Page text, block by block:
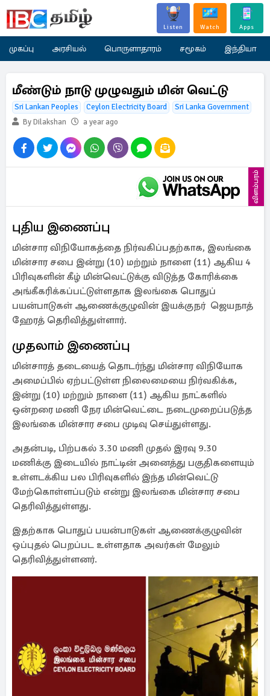
Listen Watch Apps
முகப்பு அரசியல் பொருளாதாரம் சமூகம் இந்தியா
மீண்டும் நாடு முழுவதும் மின் வெட்டு
Sri Lankan Peoples Ceylon Electricity Board
Sri Lanka Government
By Dilakshan
a year ago
விளம்பரம்
புதிய இணைப்பு
மின்சார விநியோகத்தை நிர்வகிப்பதற்காக, இலங்கை
மின்சார சபை இன்று (10) மற்றும் நாளை (11) ஆகிய 4
பிரிவுகளின் கீழ் மின்வெட்டுக்கு விடுத்த கோரிக்கை
அங்கீகரிக்கப்பட்டுள்ளதாக இலங்கை பொதுப்
பயன்பாடுகள் ஆணைக்குழுவின் இயக்குநர் ஜெயநாத்
ஹேரத் தெரிவித்துள்ளார்.
முதலாம் இணைப்பு
மின்சாரத் தடையைத் தொடர்ந்து மின்சார விநியோக
அமைப்பில் ஏற்பட்டுள்ள நிலைமையை நிர்வகிக்க,
இன்று (10) மற்றும் நாளை (11) ஆகிய நாட்களில்
ஒன்றரை மணி நேர மின்வெட்டை நடைமுறைப்படுத்த
இலங்கை மின்சார சபை முடிவு செய்துள்ளது.
அதன்படி, பிற்பகல் 3.30 மணி முதல் இரவு 9.30
மணிக்கு இடையில் நாட்டின் அனைத்து பகுதிகளையும்
உள்ளடக்கிய பல பிரிவுகளில் இந்த மின்வெட்டு
மேற்கொள்ளப்படும் என்று இலங்கை மின்சார சபை
தெரிவித்துள்ளது.
இதற்காக பொதுப் பயன்பாடுகள் ஆணைக்குழுவின்
ஒப்புதல் பெறப்பட உள்ளதாக அவர்கள் மேலும்
தெரிவித்துள்ளனர்.